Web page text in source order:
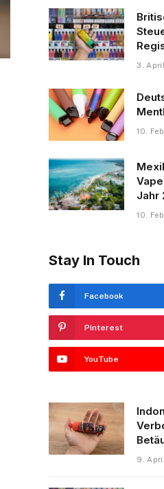
3.
10.
Jahr
10.
Stay In Touch
Facebook
Pinterest
YouTube
9.